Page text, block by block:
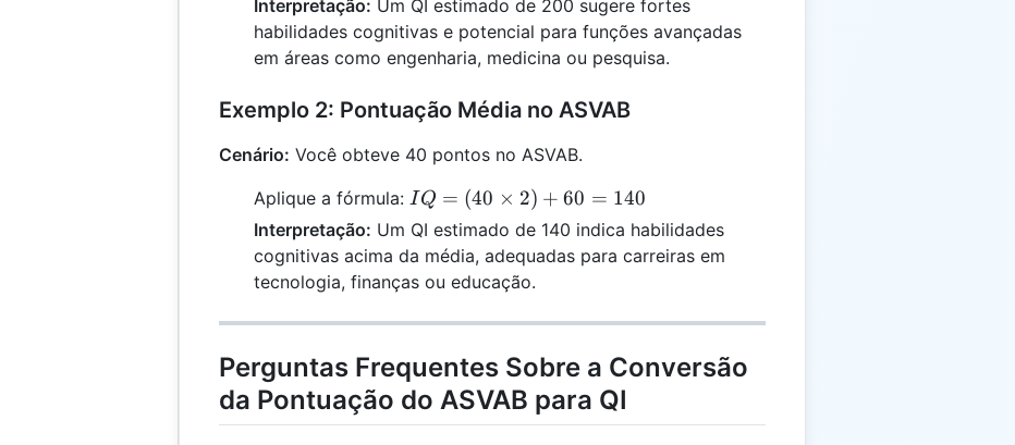
\times
2) +
60 =
200
Interpretação: Um QI estimado de 200 sugere fortes
habilidades cognitivas e potencial para funções avançadas
em áreas como engenharia, medicina ou pesquisa.
Exemplo 2: Pontuação Média no ASVAB
Cenário: Você obteve 40 pontos no ASVAB.
Aplique a fórmula: IQ =
(40
\times
60 =
140
IQ = (40 × 2) + 60 = 140
Interpretação: Um QI estimado de 140 indica habilidades
cognitivas acima da média, adequadas para carreiras em
tecnologia, finanças ou educação.
Perguntas Frequentes Sobre a Conversão
da Pontuação do ASVAB para QI